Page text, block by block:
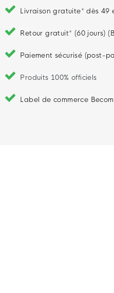
Livraison gratuite* dès 49
Retour gratuit* (60 jours)
Paiement sécurisé (post-
Produits 100% officiels
Label de commerce